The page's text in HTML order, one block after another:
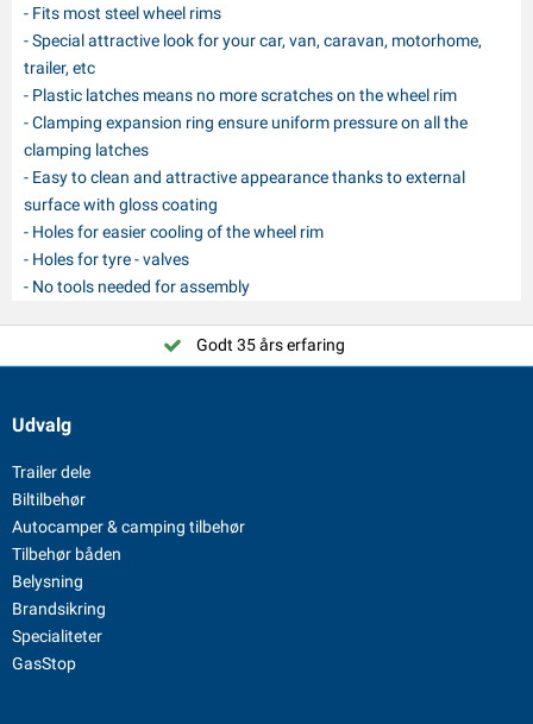
- Fits most steel wheel rims
- Special attractive look for your car, van, caravan, motorhome,
trailer, etc
- Plastic latches means no more scratches on the wheel rim
- Clamping expansion ring ensure uniform pressure on all the
clamping latches
- Easy to clean and attractive appearance thanks to external
surface with gloss coating
- Holes for easier cooling of the wheel rim
- Holes for tyre - valves
- No tools needed for assembly
Godt 35 års erfaring
Udvalg
Trailer dele
Biltilbehør
Autocamper & camping tilbehør
Tilbehør båden
Belysning
Brandsikring
Specialiteter
GasStop